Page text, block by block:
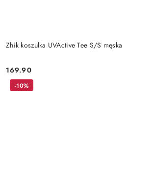
Zhik koszulka UVActive Tee S/S męska
Cena:
169.90
-10%